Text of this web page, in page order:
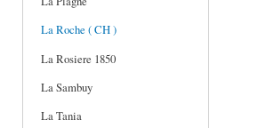
La Roche ( CH )
La Rosiere 1850
La Sambuy
La Tania